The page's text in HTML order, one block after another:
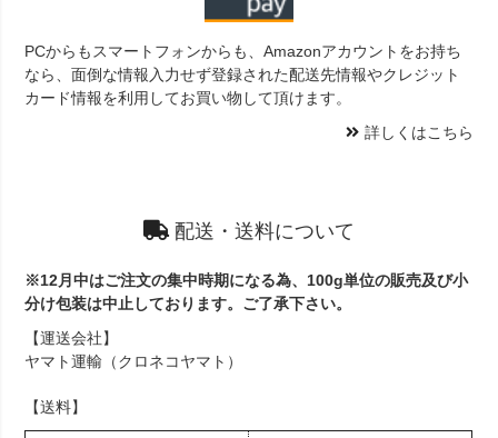
PCからもスマートフォンからも、Amazonアカウントをお持ち
なら、面倒な情報入力せず登録された配送先情報やクレジット
カード情報を利用してお買い物して頂けます。
詳しくはこちら
配送・送料について
※12月中はご注文の集中時期になる為、100g単位の販売及び小
分け包装は中止しております。ご了承下さい。
【運送会社】
ヤマト運輸（クロネコヤマト）
【送料】